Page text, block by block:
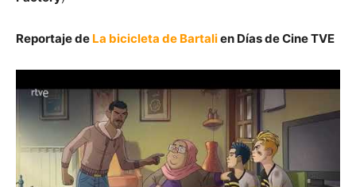
Reportaje de La bicicleta de Bartalien Días de Cine TVE